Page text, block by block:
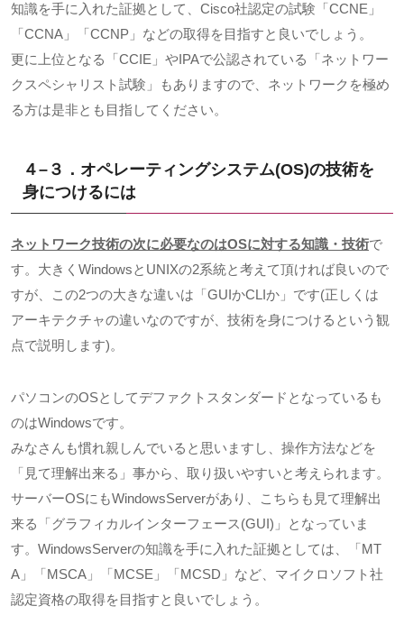
知識を手に入れた証拠として、 Cisco社認定の試験「CCNE 」
「CCNA 」「CCNP 」などの取得を目指すと良いでしょう。
更に上位となる「CCIE 」やIPAで公認されている「ネットワー
クスペシャリスト試験」もありますので、ネットワークを極め
る方は是非とも目指してください。
４– ３．オペレーティングシステム(OS)の技術を
身につけるには
ネットワーク技術の次に必要なのはOSに対する知識・技術で
す。大きく Windowsと UNIXの2系統と考えて頂ければ良いので
すが、この2つの大きな違いは「GUIかCLIか」です(正しくは
アーキテクチャの違いなのですが、技術を身につけるという観
点で説明します)。
パソコンのOSとしてデファクトスタンダードとなっているも
のはWindowsです。
みなさんも慣れ親しんでいると思いますし、操作方法などを
「見て理解出来る」事から、取り扱いやすいと考えられます。
サーバーOSにもWindowsServerがあり、こちらも見て理解出
来る「グラフィカルインターフェース(GUI) 」となっていま
す。 WindowsServerの知識を手に入れた証拠としては、「MT
A 」「MSCA 」「MCSE 」「MCSD 」など、マイクロソフト社
認定資格の取得を目指すと良いでしょう。